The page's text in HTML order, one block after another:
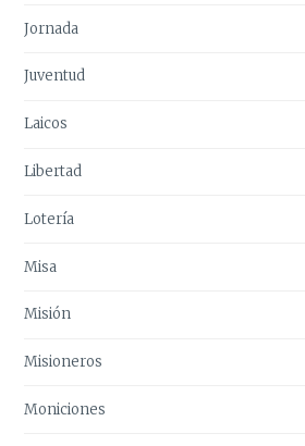
Jornada
Juventud
Laicos
Libertad
Lotería
Misa
Misión
Misioneros
Moniciones